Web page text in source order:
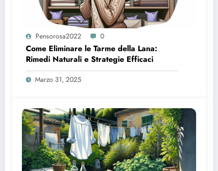
Pensorosa2022 0
Come Eliminare le Tarme della Lana:
Rimedi Naturali e Strategie Efficaci
Marzo 31, 2025